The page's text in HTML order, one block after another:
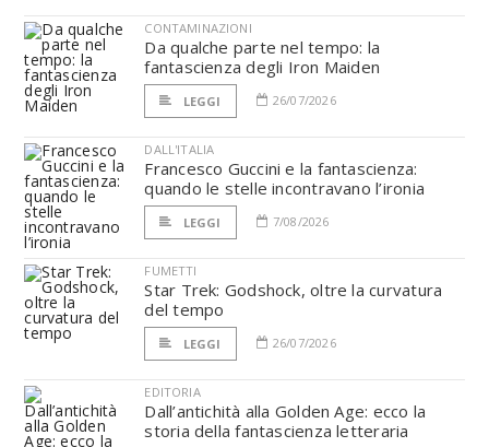
CONTAMINAZIONI
Da qualche parte nel tempo: la
fantascienza degli Iron Maiden
LEGGI 26/07/2026
DALL'ITALIA
Francesco Guccini e la fantascienza:
quando le stelle incontravano l’ironia
LEGGI 7/08/2026
FUMETTI
Star Trek: Godshock, oltre la curvatura
del tempo
LEGGI 26/07/2026
EDITORIA
Dall’antichità alla Golden Age: ecco la
storia della fantascienza letteraria